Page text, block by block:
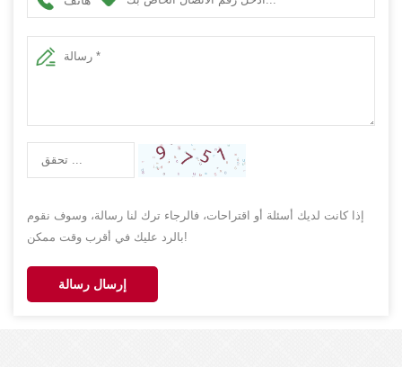
إذا كانت لديك أسئلة أو اقتراحات، فالرجاء ترك لنا رسالة، وسوف نقوم
بالرد عليك في أقرب وقت ممكن!
إرسال رسالة